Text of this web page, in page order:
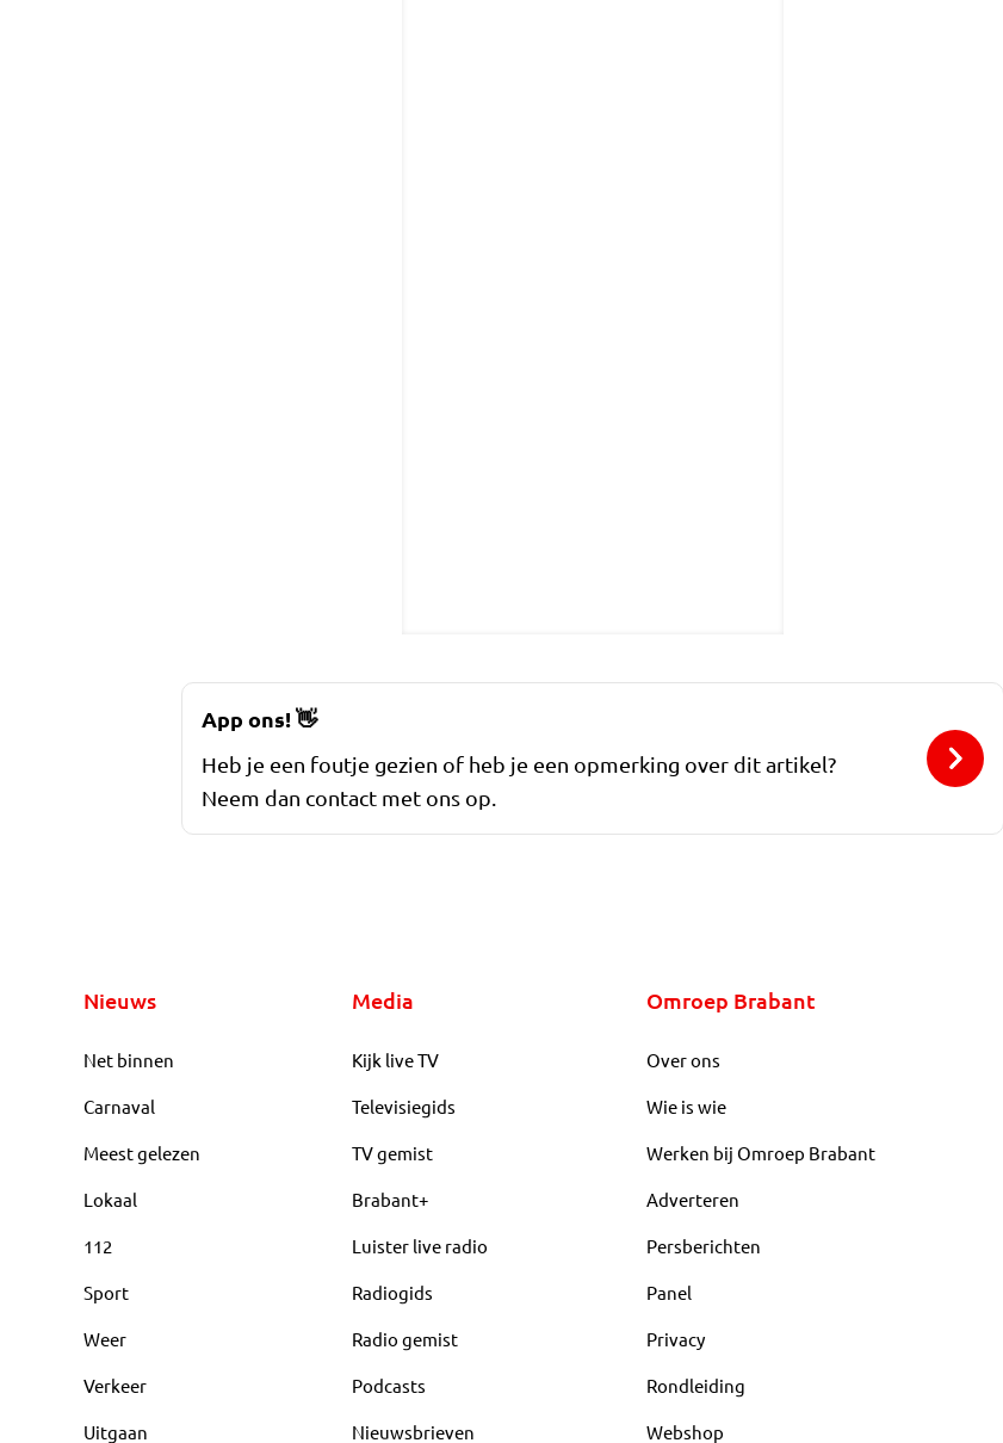
App ons!👋
Heb je een foutje gezien of heb je een opmerking over dit artikel?
Neem dan contact met ons op.
Nieuws
Net binnen
Carnaval
Meest gelezen
Lokaal
112
Sport
Weer
Verkeer
Uitgaan
Media
Kijk live TV
Televisiegids
TV gemist
Brabant+
Luister live radio
Radiogids
Radio gemist
Podcasts
Nieuwsbrieven
Omroep Brabant
Over ons
Wie is wie
Werken bij Omroep Brabant
Adverteren
Persberichten
Panel
Privacy
Rondleiding
Webshop